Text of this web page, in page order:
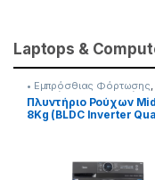
Laptops &
• Εμπρόσθιας Φόρτωσης,
Πλυντήρια & Στεγνωτήρια
Πλυντήριο Ρούχων
8Kg (BLDC Inverter